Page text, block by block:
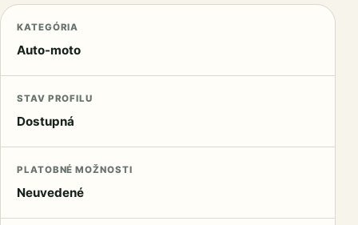
KATEGÓRIA
Auto-moto
STAV PROFILU
Dostupná
PLATOBNÉ MOŽNOSTI
Neuvedené